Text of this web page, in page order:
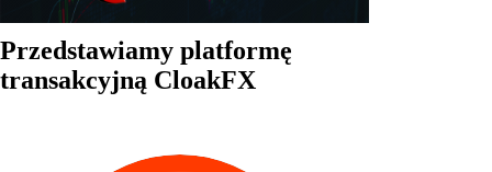
Przedstawiamy platformę
transakcyjną CloakFX